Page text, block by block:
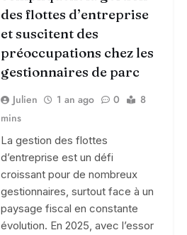
des flottes d’entreprise
et suscitent des
préoccupations chez les
gestionnaires de parc
Julien 1 an ago 0
8
mins
La gestion des flottes
d’entreprise est un défi
croissant pour de nombreux
gestionnaires, surtout face à un
paysage fiscal en constante
évolution. En 2025, avec l’essor